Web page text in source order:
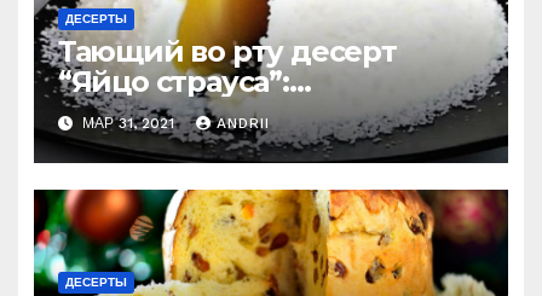
ДЕСЕРТЫ
Тающий во рту десерт
“Яйцо страуса”:
удивительно легко
приготовить
МАР 31, 2021 ANDRII
ДЕСЕРТЫ